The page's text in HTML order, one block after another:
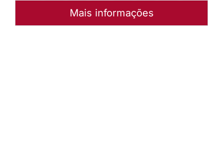
Mais informações